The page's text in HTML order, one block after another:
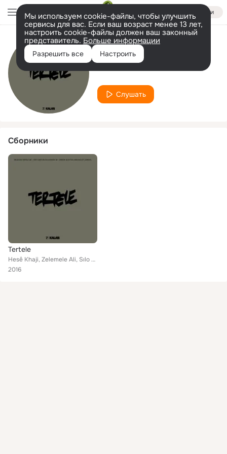
Войти
Мы используем cookie-файлы, чтобы улучшить
сервисы для вас. Если ваш возраст менее 13 лет,
настроить cookie-файлы должен ваш законный
представитель. Больше информации
Разрешить все Настроить
Исполнитель
Mahmut Baran
Слушать
Сборники
Tertele
Hesê Khaji, Zelemele Ali, Sılo Qıc, Faê, Çêna Avaşi, Rayber Heylo, Yaşar Akkuş, Mahmut Baran, Thığê Hemıli, Hediye Ağlar, Meleka...
2016